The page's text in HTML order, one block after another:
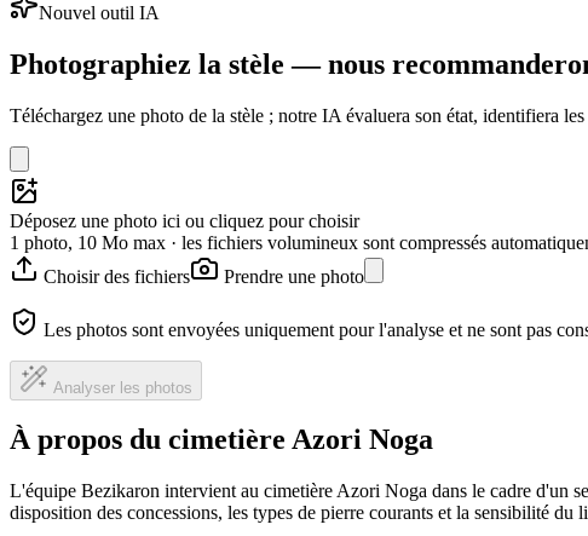
Nouvel outil IA
Photographiez la stèle — nous
Téléchargez une photo de la stèle ; notre IA évaluera son état, identifiera
Déposez une photo ici ou cliquez pour choisir
1 photo, 10 Mo max · les fichiers volumineux sont compressés
Choisir des fichiers
Prendre une photo
Les photos sont envoyées uniquement pour l'analyse et ne sont pas
Analyser les photos
À propos du cimetière Azori Noga
L'équipe Bezikaron intervient au cimetière Azori Noga dans le cadre d'un
disposition des concessions, les types de pierre courants et la sensibilité